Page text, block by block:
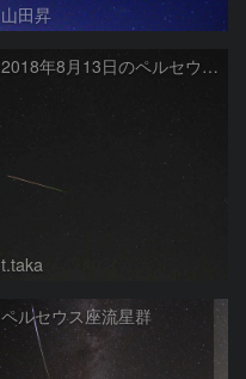
山田昇
2018年8月13日のペルセウス座流星群
t.taka
ペルセウス座流星群